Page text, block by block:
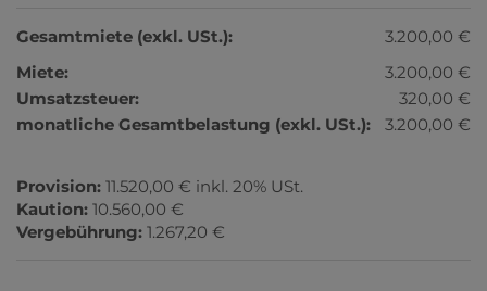
Gesamtmiete (exkl. USt.):
3.200,00 €
Miete:
3.200,00 €
Umsatzsteuer:
320,00 €
monatliche Gesamtbelastung (exkl. USt.):
3.200,00 €
Provision: 11.520,00 € inkl. 20% USt.
Kaution: 10.560,00 €
Vergebührung: 1.267,20 €